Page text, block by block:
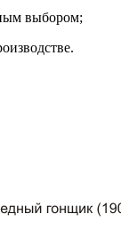
выбором;